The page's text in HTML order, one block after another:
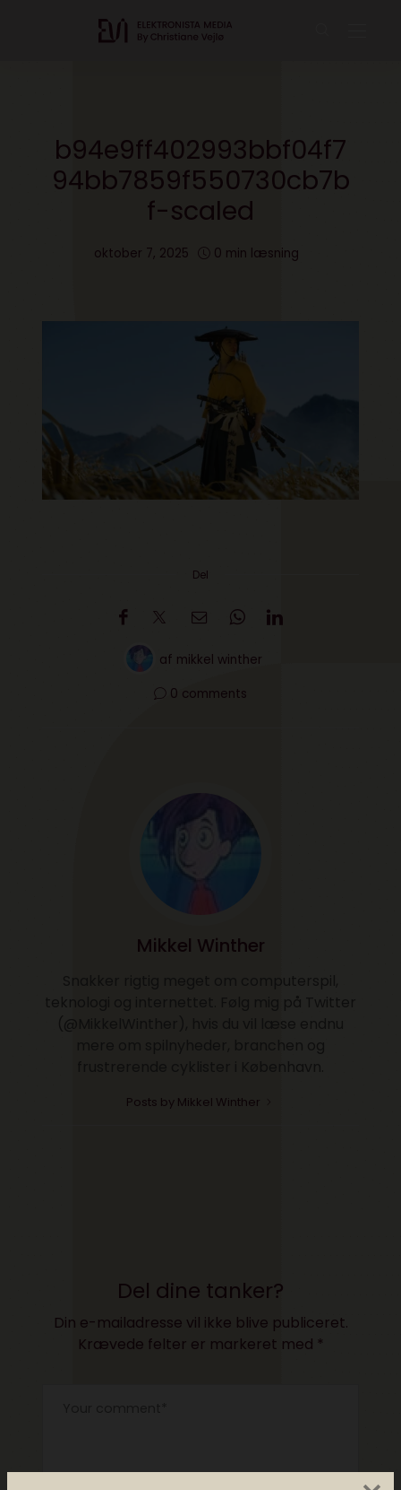
b94e9ff402993bbf04f7
94bb7859f550730cb7b
f-scaled
oktober 7, 2025 0 min læsning
Del
af mikkel winther
0 comments
Mikkel Winther
Posts by Mikkel Winther
Del dine tanker?
Din e-mailadresse vil ikke blive publiceret.
Krævede felter er markeret med *